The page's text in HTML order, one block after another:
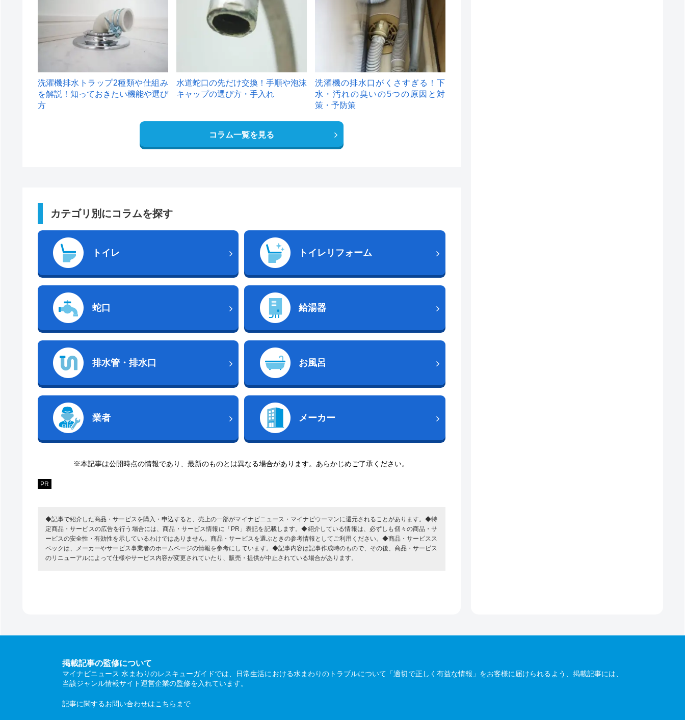
洗濯機排水トラップ2種類や仕組み
を解説！知っておきたい機能や選び
方
水道蛇口の先だけ交換！手順や泡沫
キャップの選び方・手入れ
洗濯機の排水口がくさすぎる！下
水・汚れの臭いの5つの原因と対
策・予防策
コラム一覧を見る
カテゴリ別にコラムを探す
トイレ トイレリフォーム
蛇口 給湯器
排水管・排水口 お風呂
業者 メーカー
※本記事は公開時点の情報であり、最新のものとは異なる場合があります。あらかじめご了承ください。
PR
◆記事で紹介した商品・サービスを購入・申込すると、売上の一部がマイナビニュース・マイナビウーマンに還元されることがあります。◆特
定商品・サービスの広告を行う場合には、商品・サービス情報に「PR」表記を記載します。◆紹介している情報は、必ずしも個々の商品・サ
ービスの安全性・有効性を示しているわけではありません。商品・サービスを選ぶときの参考情報としてご利用ください。◆商品・サービスス
ペックは、メーカーやサービス事業者のホームページの情報を参考にしています。◆記事内容は記事作成時のもので、その後、商品・サービス
のリニューアルによって仕様やサービス内容が変更されていたり、販売・提供が中止されている場合があります。
掲載記事の監修について
マイナビニュース 水まわりのレスキューガイドでは、日常生活における水まわりのトラブルについて「適切で正しく有益な情報」をお客様に届けられるよう、掲載記事には、
当該ジャンル情報サイト運営企業の監修を入れています。
記事に関するお問い合わせはこちら まで